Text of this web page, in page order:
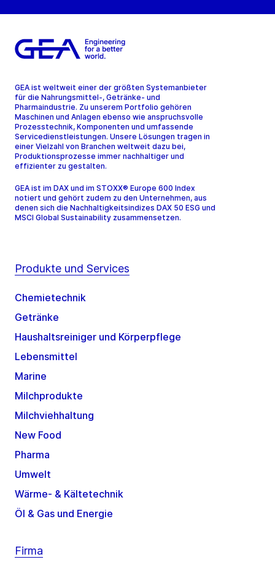
GEA ist weltweit einer der größten Systemanbieter
für die Nahrungsmittel-, Getränke- und
Pharmaindustrie. Zu unserem Portfolio gehören
Maschinen und Anlagen ebenso wie anspruchsvolle
Prozesstechnik, Komponenten und umfassende
Servicedienstleistungen. Unsere Lösungen tragen in
einer Vielzahl von Branchen weltweit dazu bei,
Produktionsprozesse immer nachhaltiger und
effizienter zu gestalten.
GEA ist im DAX und im STOXX® Europe 600 Index
notiert und gehört zudem zu den Unternehmen, aus
denen sich die Nachhaltigkeitsindizes DAX 50 ESG und
MSCI Global Sustainability zusammensetzen.
Produkte und Services
Chemietechnik
Getränke
Haushaltsreiniger und Körperpflege
Lebensmittel
Marine
Milchprodukte
Milchviehhaltung
New Food
Pharma
Umwelt
Wärme- & Kältetechnik
Öl & Gas und Energie
Firma